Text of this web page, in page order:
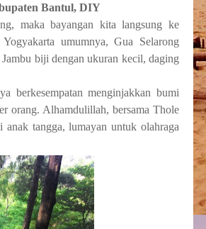
Bantul, DIY
maka bayangan kita langsung ke
umumnya, Gua Selarong
biji dengan ukuran kecil, daging
berkesempatan menginjakkan bumi
orang. Alhamdulillah, bersama Thole
tangga, lumayan untuk olahraga